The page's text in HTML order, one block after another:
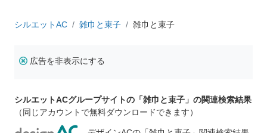
シルエットAC 雑巾と束子 雑巾と束子
広告を非表示にする
シルエットACグループサイトの「雑巾と束子」の関連検索結果
（同じアカウントで無料ダウンロードできます）